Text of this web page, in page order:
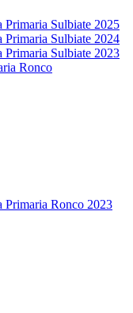
Primaria Sulbiate 2025
Primaria Sulbiate 2024
Primaria Sulbiate 2023
Ronco
Primaria Ronco 2023